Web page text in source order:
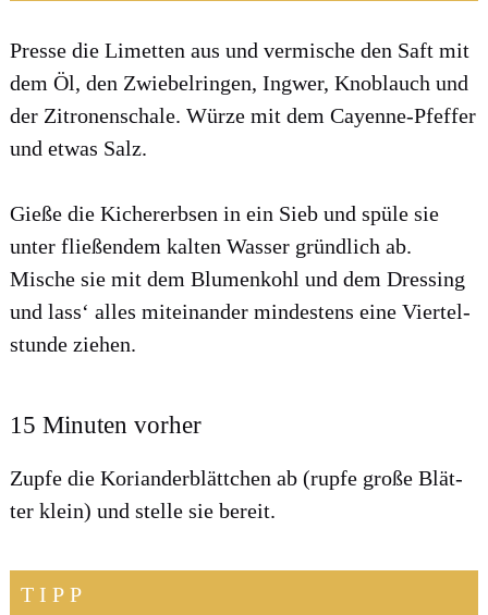
Pres­se die Limet­ten aus und ver­mische den Saft mit
dem Öl, den Zwie­bel­rin­gen, Ing­wer, Knob­lauch und
der Zitro­nen­scha­le. Wür­ze mit dem Cayenne-Pfef­fer
und etwas Salz.
Gie­ße die Kicher­erb­sen in ein Sieb und spü­le sie
unter flie­ßen­dem kal­ten Was­ser gründ­lich ab.
Mische sie mit dem Blu­men­kohl und dem Dres­sing
und lass‘ alles mit­ein­an­der min­des­tens eine Vier­tel­
stun­de zie­hen.
15 Minuten vorher
Zup­fe die Kori­an­der­blätt­chen ab (rup­fe gro­ße Blät­
ter klein) und stel­le sie bereit.
TIPP